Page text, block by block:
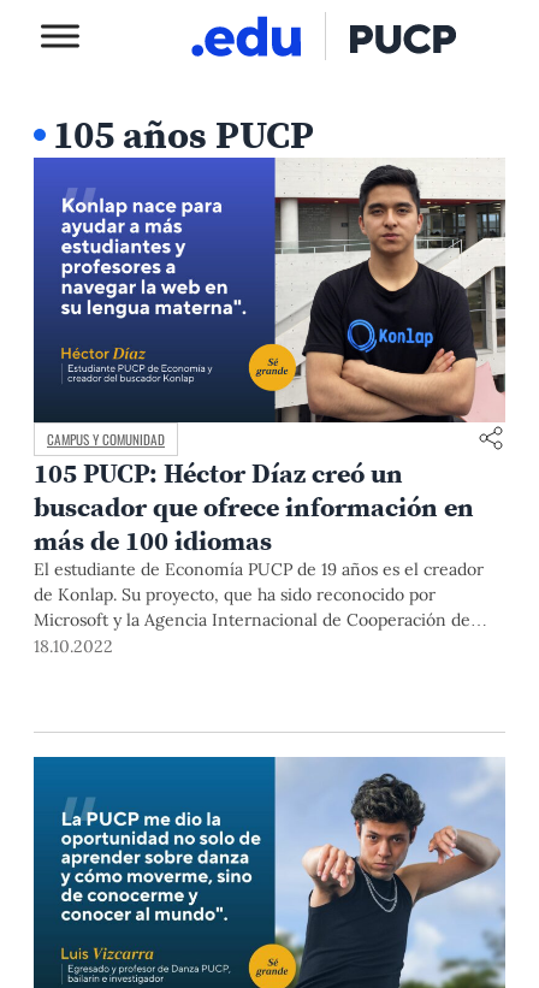
105 años PUCP
CAMPUS Y COMUNIDAD
105 PUCP: Héctor Díaz creó un
buscador que ofrece información en
más de 100 idiomas
El estudiante de Economía PUCP de 19 años es el creador
de Konlap. Su proyecto, que ha sido reconocido por
Microsoft y la Agencia Internacional de Cooperación de
Corea (Koica), busca democratizar el acceso al
18.10.2022